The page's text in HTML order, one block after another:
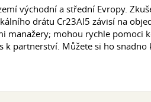
východní a střední Evropy.
drátu Cr23Al5 závisí na
manažery; mohou rychle
partnerství. Můžete si ho